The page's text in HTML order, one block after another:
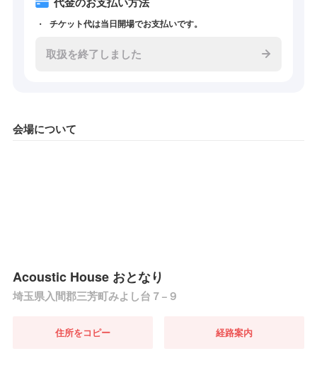
チケット代は当日開場でお支払いです。
取扱を終了しました
会場について
Acoustic House おとなり
埼玉県入間郡三芳町みよし台７−９
住所をコピー 経路案内